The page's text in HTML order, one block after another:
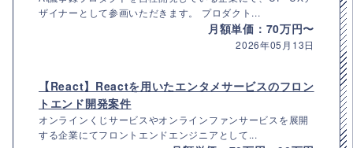
ザイナーとして参画いただきます。 プロダクト...
月額単価：70万円〜
2026年05月13日
【React】Reactを用いたエンタメサービスのフロン
トエンド開発案件
オンラインくじサービスやオンラインファンサービスを展開
する企業にてフロントエンドエンジニアとして...